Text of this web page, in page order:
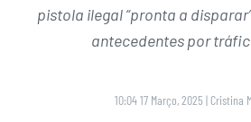
pistola ilegal “pronta a
antecedentes por
10:04 17 Março, 2025 | Cristina